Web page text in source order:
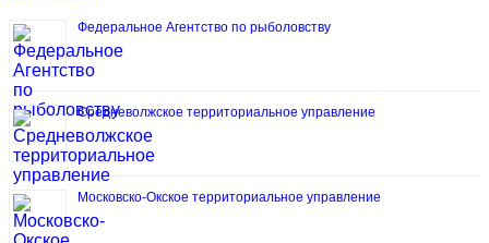
Федеральное Агентство по рыболовству
Средневолжское территориальное управление
Московско-Окское территориальное управление